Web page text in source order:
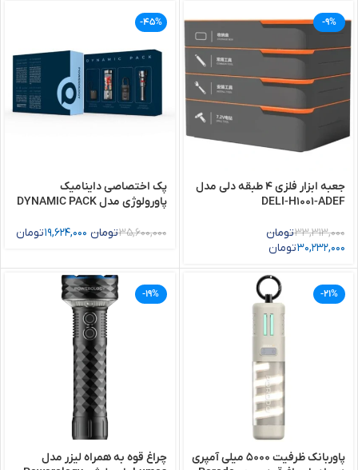
-9%
جعبه ابزار فلزی 4 طبقه دلی مدل
DELI-H1001-ADEF
33,313,000تومان
30,232,000تومان
-45%
پک اختصاصی داینامیک
پاورولوژی مدل DYNAMIC PACK
35,600,000تومان 19,624,000تومان
-21%
پاوربانک ظرفیت 5000 میلی آمپری
-19%
چراغ قوه به همراه لیزر مدل